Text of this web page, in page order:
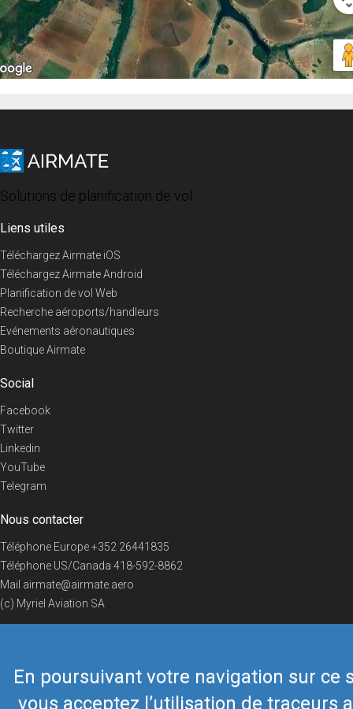
En poursuivant votre navigation sur ce
vous acceptez l’utilisation de traceurs
Solutions de planification de vol
Liens utiles
Téléchargez Airmate iOS
Téléchargez Airmate Android
Planification de vol Web
Recherche aéroports/handleurs
Evénements aéronautiques
Boutique Airmate
Social
Facebook
Twitter
Linkedin
YouTube
Telegram
Nous contacter
Téléphone Europe+352 26441835
Téléphone US/Canada 418-592-8862
Mail airmate@airmate.aero
(c) Myriel Aviation SA
© 2019 Airmate - Conditions d'utilisation -Vie privée Back to top